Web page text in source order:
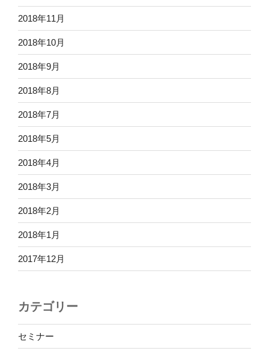
2018年11月
2018年10月
2018年9月
2018年8月
2018年7月
2018年5月
2018年4月
2018年3月
2018年2月
2018年1月
2017年12月
カテゴリー
セミナー